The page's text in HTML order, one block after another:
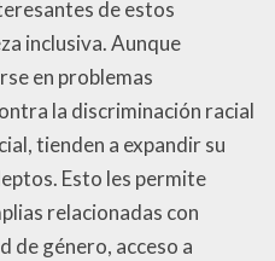
de estos
inclusiva. Aunque
en problemas
la discriminación racial
tienden a expandir su
Esto les permite
relacionadas con
de género, acceso a